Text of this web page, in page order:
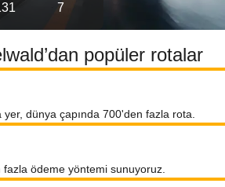
7
popüler rotalar
dünya çapında 700'den fazla rota.
ödeme yöntemi sunuyoruz.